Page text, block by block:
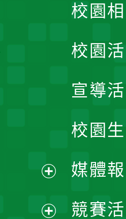
校園
校園
宣導
校園
媒體
競賽